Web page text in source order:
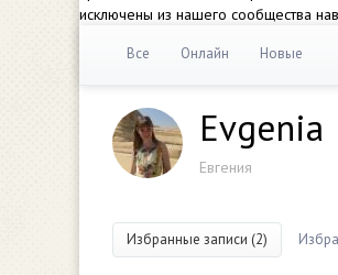
исключены из нашего сообщества
Все Онлайн Новые
Evgenia
Евгения
Избранные записи (2)